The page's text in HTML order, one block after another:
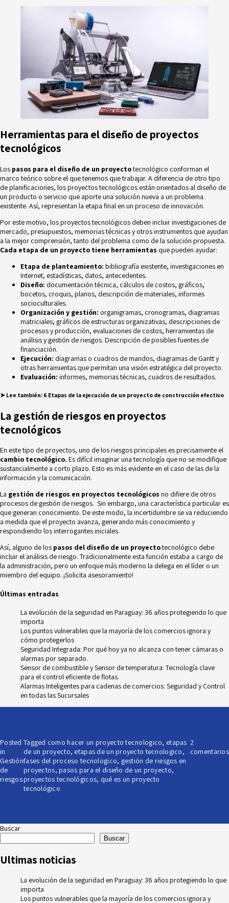
Herramientas para el diseño de proyectos
tecnológicos
Los pasos para el diseño de un proyectotecnológico conforman el
marco teórico sobre el que tenemos que trabajar. A diferencia de otro tipo
de planificaciones, losproyectos tecnológicos están orientados al diseño de
un producto o servicio que aporte una solución nueva a un problema
existente. Así, representan la etapa final en un proceso de innovación.
Por este motivo, los proyectos tecnológicos deben incluir investigaciones de
mercado, presupuestos, memorias técnicas y otros instrumentos que ayudan
a la mejor comprensión, tanto del problema como de la solución propuesta.
Cada etapa de un proyecto tiene herramientas que pueden ayudar:
Etapa de planteamiento: bibliografía existente, investigaciones en
Internet, estadísticas, datos, antecedentes.
Diseño: documentación técnica, cálculos de costos, gráficos,
bocetos, croquis, planos, descripción de materiales, informes
socioculturales.
Organización y gestión: organigramas, cronogramas, diagramas
matriciales, gráficos de estructuras organizativas, descripciones de
procesos y producción, evaluaciones de costos, herramientas de
análisis y gestión de riesgos. Descripción de posibles fuentes de
financiación.
Ejecución: diagramas o cuadros de mandos, diagramas de Gantt y
otras herramientas que permitan una visión estratégica del proyecto.
Evaluación: informes, memorias técnicas, cuadros de resultados.
➤ Lee también: 6 Etapas de la ejecución de un proyecto de construcción efectivo
La gestión de riesgos en proyectos
tecnológicos
En este tipo de proyectos, uno de los riesgos principales es precisamente el
cambio tecnológico. Es difícil imaginar una tecnología que no se modifique
sustancialmente a corto plazo. Esto es más evidente en el caso de las de la
información y la comunicación.
La gestión de riesgos en proyectos tecnológicos no difiere de otros
procesos de gestión de riesgos. Sin embargo, una característica particular es
que generan conocimiento. De este modo, la incertidumbre se va reduciendo
a medida que el proyecto avanza, generando más conocimiento y
respondiendo los interrogantes iniciales.
Así, alguno de los pasos del diseño de un proyectotecnológico debe
incluir el análisis de riesgo. Tradicionalmente esta función estaba a cargo de
la administración, pero un enfoque más moderno la delega en el líder o un
miembro del equipo. ¡Solicita asesoramiento!
Últimas entradas
La evolución de la seguridad en Paraguay: 36 años protegiendo lo que
importa
Los puntos vulnerables que la mayoría de los comercios ignora y
cómo protegerlos
Seguridad Integrada: Por qué hoy ya no alcanza con tener cámaras o
alarmas por separado.
Sensor de combustible y Sensor de temperatura: Tecnología clave
para el control eficiente de flotas.
Alarmas Inteligentes para cadenas de comercios: Seguridad y Control
en todas las Sucursales
Posted
in
Gestión
de
riesgos
Tagged como hacer un proyecto tecnologico, etapas
de un proyecto, etapas de un proyecto tecnologico,
fases del proceso tecnologico, gestión de riesgos en
proyectos,pasos para el diseño de un proyecto,
proyectos tecnológicos, qué es un proyecto
tecnológico
2
comentarios
Buscar
Buscar
Ultimas noticias
La evolución de la seguridad en Paraguay: 36 años protegiendo lo que
importa
Los puntos vulnerables que la mayoría de los comercios ignora y